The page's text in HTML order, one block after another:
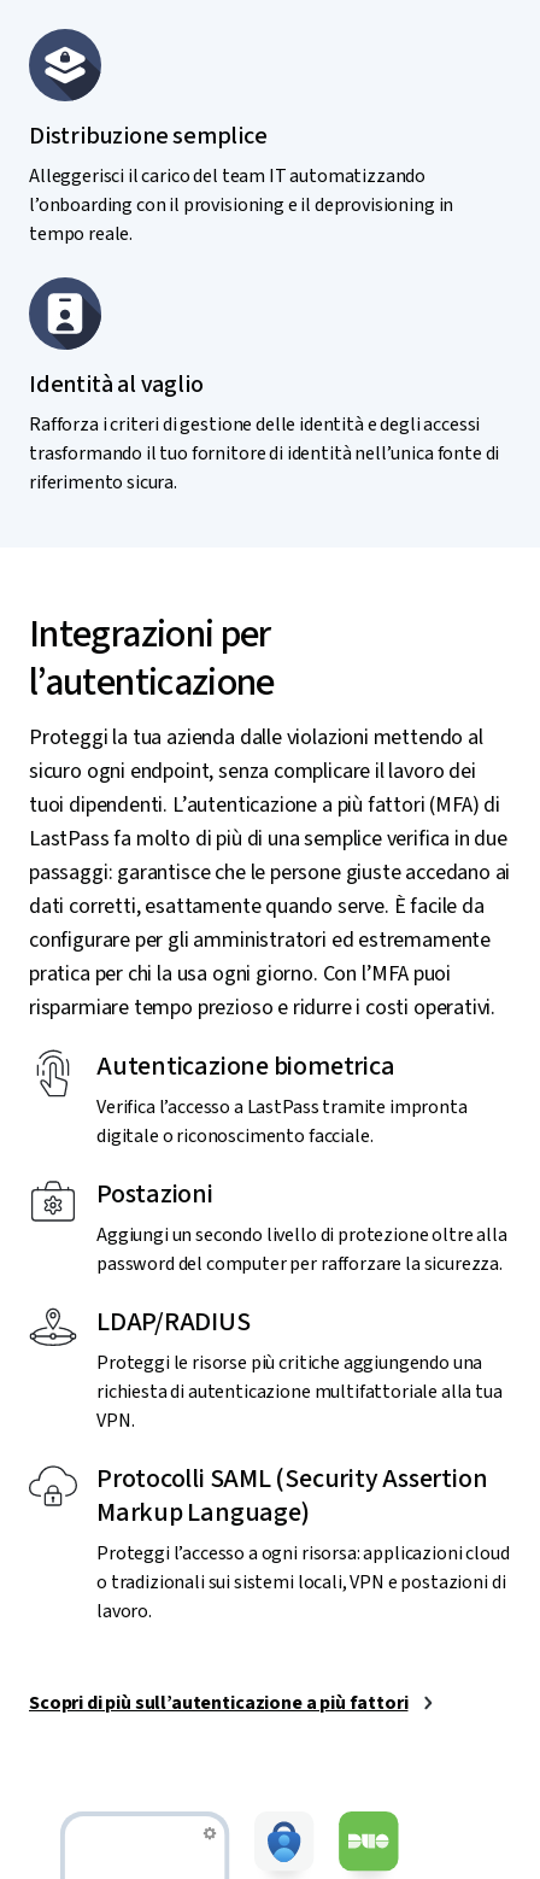
Distribuzione semplice
Alleggerisci il carico del team IT automatizzando
l’onboarding con il provisioning e il deprovisioning in
tempo reale.
Identità al vaglio
Rafforza i criteri di gestione delle identità e degli accessi
trasformando il tuo fornitore di identità nell’unica fonte di
riferimento sicura.
Integrazioni per
l’autenticazione
Proteggi la tua azienda dalle violazioni mettendo al
sicuro ogni endpoint, senza complicare il lavoro dei
tuoi dipendenti. L’autenticazione a più fattori (MFA) di
LastPass fa molto di più di una semplice verifica in due
passaggi: garantisce che le persone giuste accedano ai
dati corretti, esattamente quando serve. È facile da
configurare per gli amministratori ed estremamente
pratica per chi la usa ogni giorno. Con l’MFA puoi
risparmiare tempo prezioso e ridurre i costi operativi.
Autenticazione biometrica
Verifica l’accesso a LastPass tramite impronta
digitale o riconoscimento facciale.
Postazioni
Aggiungi un secondo livello di protezione oltre alla
password del computer per rafforzare la sicurezza.
LDAP/RADIUS
Proteggi le risorse più critiche aggiungendo una
richiesta di autenticazione multifattoriale alla tua
VPN.
Protocolli SAML (Security Assertion
Markup Language)
Proteggi l’accesso a ogni risorsa: applicazioni cloud
o tradizionali sui sistemi locali, VPN e postazioni di
lavoro.
Scopri di più sull’autenticazione a più fattori